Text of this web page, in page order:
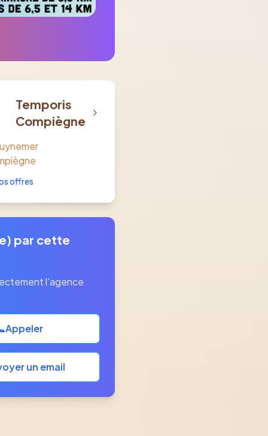
Temporis
Compiègne
offres
par cette
l'agence
Appeler
un email